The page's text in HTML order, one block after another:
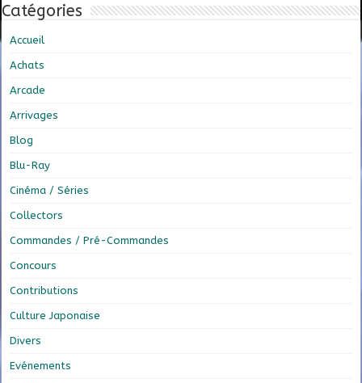
Catégories
Accueil
Achats
Arcade
Arrivages
Blog
Blu-Ray
Cinéma / Séries
Collectors
Commandes / Pré-Commandes
Concours
Contributions
Culture Japonaise
Divers
Evénements